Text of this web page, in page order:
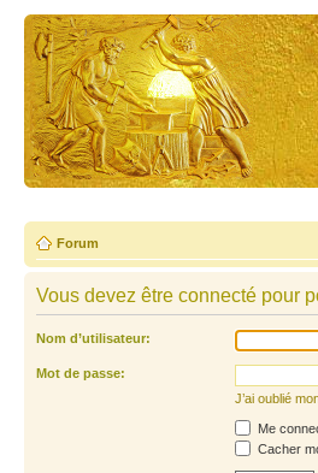
Forum
Vous devez être connecté pour
Nom d’utilisateur:
Mot de passe:
J’ai oublié
Me
Cacher